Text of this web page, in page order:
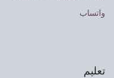
واتساب
تعليم